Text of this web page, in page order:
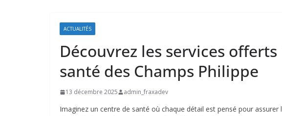
ACTUALITÉS
Découvrez les services
santé des Champs Philippe
13 décembre 2025 admin_fraxadev
Imaginez un centre de santé où chaque détail est pensé pour